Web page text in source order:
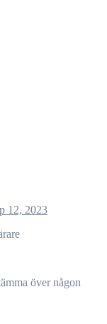
12, 2023
över någon